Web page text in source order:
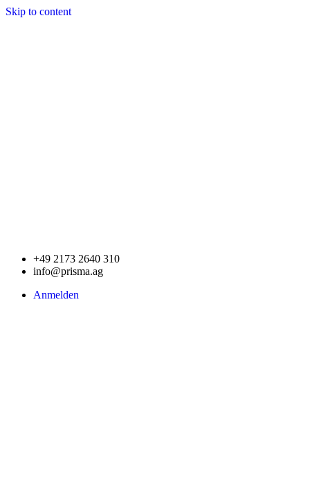
Skip to content
+49 2173 2640 310
info@prisma.ag
Anmelden